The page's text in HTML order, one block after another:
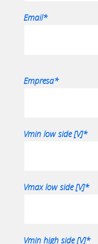
Email*
Empresa*
Vmin low side [V]*
Vmax low side [V]*
Vmin high side [V]*